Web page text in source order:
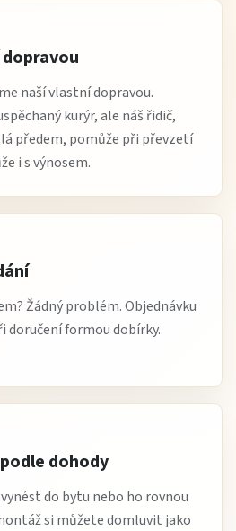
naší vlastní dopravou.
kurýr, ale náš řidič,
předem, pomůže při převzetí
i s výnosem.
Žádný problém. Objednávku
formou dobírky.
dohody
do bytu nebo ho rovnou
si můžete domluvit jako